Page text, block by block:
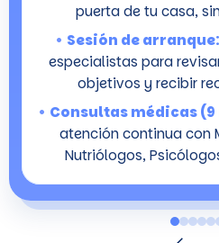
puerta de tu casa,
• Sesión de arranque:
especialistas para
objetivos y recibir
• Consultas médicas (9
atención continua con
Nutriólogos,